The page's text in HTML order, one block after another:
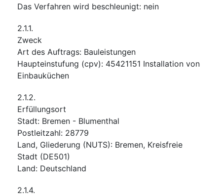
Das Verfahren wird beschleunigt: nein
2.1.1.
Zweck
Art des Auftrags: Bauleistungen
Haupteinstufung (cpv): 45421151 Installation von
Einbauküchen
2.1.2.
Erfüllungsort
Stadt: Bremen - Blumenthal
Postleitzahl: 28779
Land, Gliederung (NUTS): Bremen, Kreisfreie
Stadt (DE501)
Land: Deutschland
2.1.4.